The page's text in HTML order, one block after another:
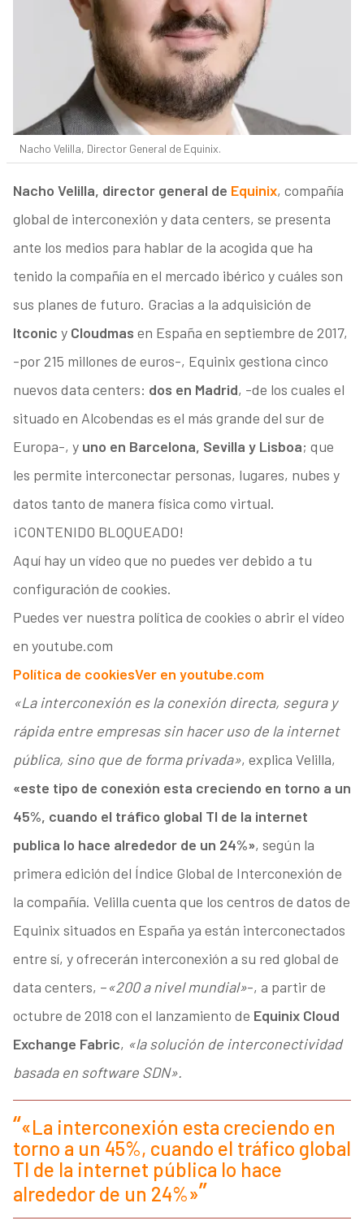
Nacho Velilla, Director General de Equinix.
Nacho Velilla, director general de Equinix, compañía
global de interconexión y data centers, se presenta
ante los medios para hablar de la acogida que ha
tenido la compañía en el mercado ibérico y cuáles son
sus planes de futuro. Gracias a la adquisición de
Itconic y Cloudmas en España en septiembre de 2017,
-por 215 millones de euros-, Equinix gestiona cinco
nuevos data centers: dos en Madrid, -de los cuales el
situado en Alcobendas es el más grande del sur de
Europa-, y uno en Barcelona, Sevilla y Lisboa; que
les permite interconectar personas, lugares, nubes y
datos tanto de manera física como virtual.
¡CONTENIDO BLOQUEADO!
Aquí hay un vídeo que no puedes ver debido a tu
configuración de cookies.
Puedes ver nuestra política de cookies o abrir el vídeo
en youtube.com
Política de cookiesVer en youtube.com
«La interconexión es la conexión directa, segura y
rápida entre empresas sin hacer uso de la internet
pública, sino que de forma privada», explica Velilla,
«este tipo de conexión esta creciendo en torno a un
45%, cuando el tráfico global TI de la internet
publica lo hace alrededor de un 24%», según la
primera edición del Índice Global de Interconexión de
la compañía. Velilla cuenta que los centros de datos de
Equinix situados en España ya están interconectados
entre sí, y ofrecerán interconexión a su red global de
data centers, –«200 a nivel mundial»-, a partir de
octubre de 2018 con el lanzamiento de Equinix Cloud
Exchange Fabric, «la solución de interconectividad
basada en software SDN».
«La interconexión esta creciendo en
torno a un 45%, cuando el tráfico global
TI de la internet pública lo hace
alrededor de un 24%»